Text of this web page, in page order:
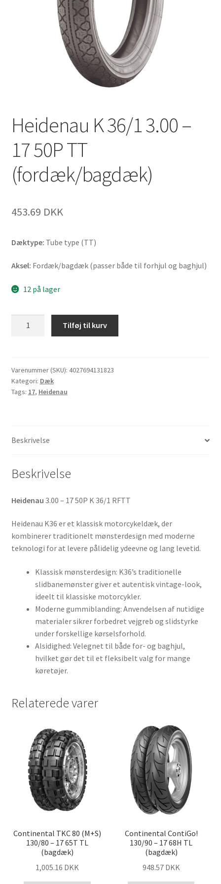
Heidenau K 36/1 3.00 –
17 50P TT
(fordæk/bagdæk)
453.69 DKK
Dæktype: Tube type (TT)
Aksel: Fordæk/bagdæk (passer både til forhjul og baghjul)
12 på lager
-
17
50P
Tilføj til kurv
Varenummer (SKU): 4027694131823
Kategori: Dæk
Tags: 17, Heidenau
Beskrivelse
Beskrivelse
Heidenau 3.00 – 17 50P K 36/1 RFTT
Heidenau K36 er et klassisk motorcykeldæk, der
kombinerer traditionelt mønsterdesign med moderne
teknologi for at levere pålidelig ydeevne og lang levetid.
Klassisk mønsterdesign: K36’s traditionelle
slidbanemønster giver et autentisk vintage-look,
ideelt til klassiske motorcykler.
Moderne gummiblanding: Anvendelsen af nutidige
materialer sikrer forbedret vejgreb og slidstyrke
under forskellige kørselsforhold.
Alsidighed: Velegnet til både for- og baghjul,
hvilket gør det til et fleksibelt valg for mange
køretøjer.
Relaterede varer
Continental TKC 80 (M+S)
130/80 – 17 65T TL
(bagdæk)
1,005.16 DKK
Continental ContiGo!
130/90 – 17 68H TL
(bagdæk)
948.57 DKK